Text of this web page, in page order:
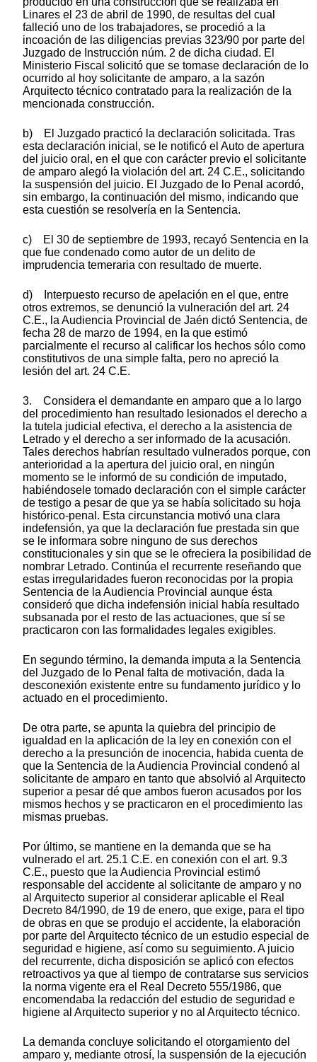
Linares el 23 de abril de 1990, de resultas del cual
falleció uno de los trabajadores, se procedió a la
incoación de las diligencias previas 323/90 por parte del
Juzgado de Instrucción núm. 2 de dicha ciudad. El
Ministerio Fiscal solicitó que se tomase declaración de lo
ocurrido al hoy solicitante de amparo, a la sazón
Arquitecto técnico contratado para la realización de la
mencionada construcción.
b) El Juzgado practicó la declaración solicitada. Tras
esta declaración inicial, se le notificó el Auto de apertura
del juicio oral, en el que con carácter previo el solicitante
de amparo alegó la violación del art. 24 C.E., solicitando
la suspensión del juicio. El Juzgado de lo Penal acordó,
sin embargo, la continuación del mismo, indicando que
esta cuestión se resolvería en la Sentencia.
c) El 30 de septiembre de 1993, recayó Sentencia en la
que fue condenado como autor de un delito de
imprudencia temeraria con resultado de muerte.
d) Interpuesto recurso de apelación en el que, entre
otros extremos, se denunció la vulneración del art. 24
C.E., la Audiencia Provincial de Jaén dictó Sentencia, de
fecha 28 de marzo de 1994, en la que estimó
parcialmente el recurso al calificar los hechos sólo como
constitutivos de una simple falta, pero no apreció la
lesión del art. 24 C.E.
3. Considera el demandante en amparo que a lo largo
del procedimiento han resultado lesionados el derecho a
la tutela judicial efectiva, el derecho a la asistencia de
Letrado y el derecho a ser informado de la acusación.
Tales derechos habrían resultado vulnerados porque, con
anterioridad a la apertura del juicio oral, en ningún
momento se le informó de su condición de imputado,
habiéndosele tomado declaración con el simple carácter
de testigo a pesar de que ya se había solicitado su hoja
histórico-penal. Esta circunstancia motivó una clara
indefensión, ya que la declaración fue prestada sin que
se le informara sobre ninguno de sus derechos
constitucionales y sin que se le ofreciera la posibilidad de
nombrar Letrado. Continúa el recurrente reseñando que
estas irregularidades fueron reconocidas por la propia
Sentencia de la Audiencia Provincial aunque ésta
consideró que dicha indefensión inicial había resultado
subsanada por el resto de las actuaciones, que sí se
practicaron con las formalidades legales exigibles.
En segundo término, la demanda imputa a la Sentencia
del Juzgado de lo Penal falta de motivación, dada la
desconexión existente entre su fundamento jurídico y lo
actuado en el procedimiento.
De otra parte, se apunta la quiebra del principio de
igualdad en la aplicación de la ley en conexión con el
derecho a la presunción de inocencia, habida cuenta de
que la Sentencia de la Audiencia Provincial condenó al
solicitante de amparo en tanto que absolvió al Arquitecto
superior a pesar dé que ambos fueron acusados por los
mismos hechos y se practicaron en el procedimiento las
mismas pruebas.
Por último, se mantiene en la demanda que se ha
vulnerado el art. 25.1 C.E. en conexión con el art. 9.3
C.E., puesto que la Audiencia Provincial estimó
responsable del accidente al solicitante de amparo y no
al Arquitecto superior al considerar aplicable el Real
Decreto 84/1990, de 19 de enero, que exige, para el tipo
de obras en que se produjo el accidente, la elaboración
por parte del Arquitecto técnico de un estudio especial de
seguridad e higiene, así como su seguimiento. A juicio
del recurrente, dicha disposición se aplicó con efectos
retroactivos ya que al tiempo de contratarse sus servicios
la norma vigente era el Real Decreto 555/1986, que
encomendaba la redacción del estudio de seguridad e
higiene al Arquitecto superior y no al Arquitecto técnico.
La demanda concluye solicitando el otorgamiento del
amparo y, mediante otrosí, la suspensión de la ejecución